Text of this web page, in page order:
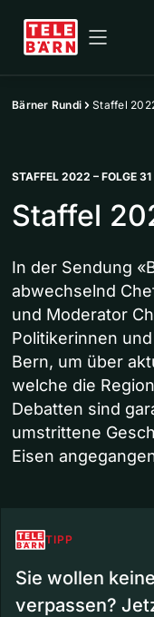
Bärner Rundi Staffel
STAFFEL 2022 – FOLGE 31
Staffel
In der Sendung
abwechselnd
und Moderator
Politikerinnen
Bern, um über
welche die
Debatten sind
umstrittene
Eisen
TIPP
Sie wollen
verpassen?